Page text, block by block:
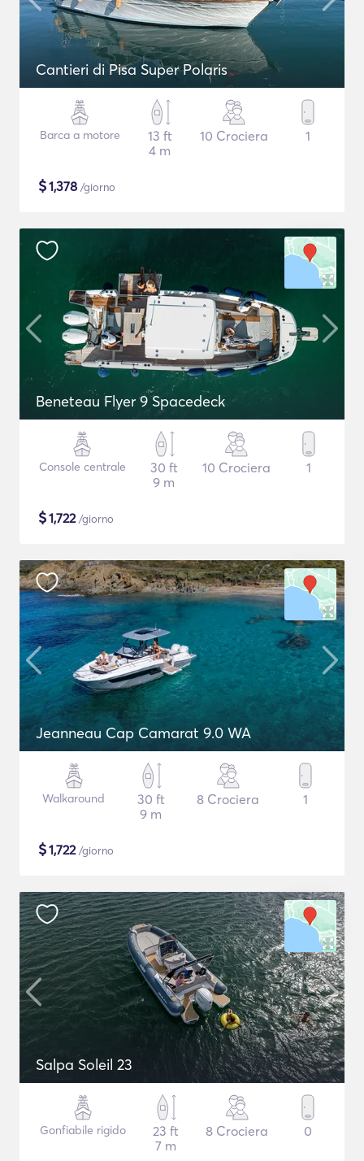
Cantieri di Pisa Super Polaris
Barca a motore
13 ft
4 m
10 Crociera 1
$1,378 /giorno
Beneteau Flyer 9 Spacedeck
Console centrale
30 ft
9 m
10 Crociera 1
$1,722/giorno
Jeanneau Cap Camarat 9.0 WA
Walkaround
30 ft
9 m
8 Crociera 1
$1,722/giorno
Salpa Soleil 23
Gonfiabile rigido
23 ft
7 m
8 Crociera 0